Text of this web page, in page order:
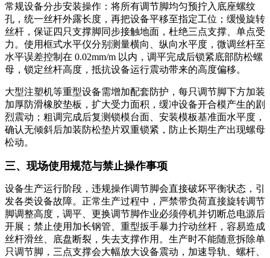
常规设备分步安装操作：将所有调节脚均匀预拧入底座螺纹
孔，统一丝杆外露长度，再把设备平移至指定工位；缓慢旋转
丝杆，保证四只支撑脚同步接触地面，杜绝三点支撑、单点受
力。使用框式水平仪分别测量横向、纵向水平度，微调丝杆至
水平误差控制在 0.02mm/m 以内，调平完成后锁紧底部防松螺
母，锁定丝杆高度，抵抗设备运行震动带来的高度偏移。
大型注塑机等重型设备需增加配套防护，每只调节脚下方加装
加厚防滑橡胶垫板，扩大受力面积，缓冲设备开合模产生的剧
烈震动；粗调完成后复测锁模台面、安装模板基准面水平度，
确认无倾斜后加装防松垫片双重锁紧，防止长期生产出现螺母
松动。
三、现场使用规范与禁止操作事项
设备生产运行阶段，违规操作调节脚会直接破坏平衡状态，引
发各类设备故障。正常生产过程中，严禁带负荷直接旋转调节
脚调整高度，调平、更换调节脚作业必须停机并切断总电源后
开展；禁止使用加长钢管、重型扳手暴力拧动丝杆，容易造成
丝杆滑丝、底盘断裂，失去支撑作用。生产时不能随意拆除单
只调节脚，三点支撑会大幅放大设备震动，加速导轨、螺杆、